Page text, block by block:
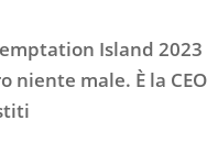
Island 2023
niente male. È la CEO